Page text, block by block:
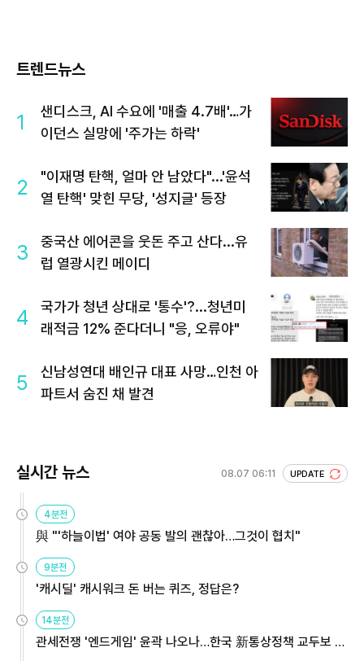
트렌드뉴스
1
샌디스크, AI 수요에 '매출 4.7배'…가
이던스 실망에 '주가는 하락'
2
"이재명 탄핵, 얼마 안 남았다"...'윤석
열 탄핵' 맞힌 무당, '성지글' 등장
3
중국산 에어콘을 웃돈 주고 산다...유
럽 열광시킨 메이디
4
국가가 청년 상대로 '통수'?...청년미
래적금 12% 준다더니 "응, 오류야"
5
신남성연대 배인규 대표 사망…인천 아
파트서 숨진 채 발견
실시간 뉴스 08.07 06:11 UPDATE
4분전
與 "'하늘이법' 여야 공동 발의 괜찮아…그것이 협치"
9분전
'캐시딜' 캐시워크 돈 버는 퀴즈, 정답은?
14분전
관세전쟁 '엔드게임' 윤곽 나오나…한국 新통상정책 교두보 활